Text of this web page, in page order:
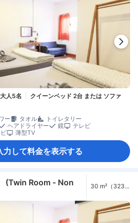
人5名
クイーンベッド 2台 または ソファ
ー タオル
トイレタリー
ヘアドライヤー 鏡
テレビ
薄型TV
力して料金を表示する
(Twin Room - Non
30 m²（323